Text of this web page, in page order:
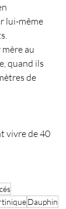
lui-même
au
quand ils
de
vivre de 40
Dauphin